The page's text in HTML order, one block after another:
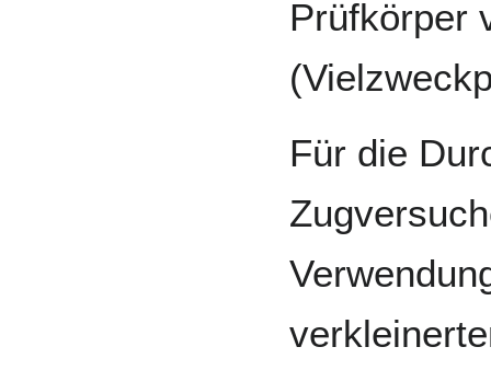
Prüfkörper
Für die